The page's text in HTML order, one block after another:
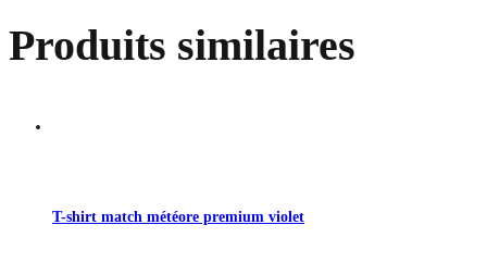
Produits similaires
T-shirt match météore premium violet